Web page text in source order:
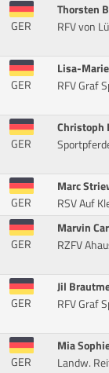
GER
Thorsten
RFV von
GER
Lisa-
RFV Graf
GER
Christoph
GER
Marc
RSV Auf
GER
Marvin
RZFV
GER
Jil
RFV Graf
GER
Mia
Landw.